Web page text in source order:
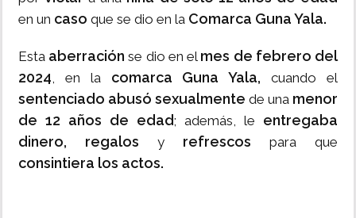
en un caso que se dio en la Comarca Guna Yala.
Esta aberración se dio en el mes de febrero del
2024, en lacomarca Guna Yala, cuando el
sentenciado abusó sexualmente de una menor
de 12 años de edad; además, le entregaba
dinero,
regalos y refrescos para que
consintiera los actos.